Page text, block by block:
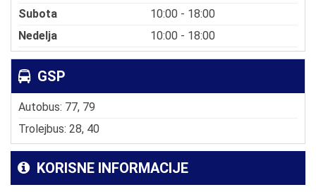
Subota
10:00 - 18:00
Nedelja
10:00 - 18:00
GSP
Autobus: 77, 79
Trolejbus: 28, 40
KORISNE INFORMACIJE